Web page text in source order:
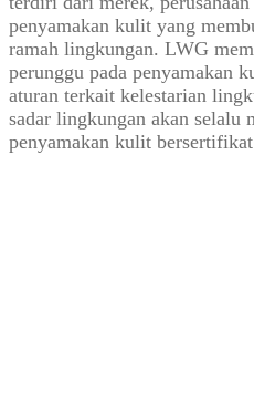
penyamakan kulit yang
ramah lingkungan. LWG
perunggu pada penyamakan
aturan terkait kelestarian
sadar lingkungan akan selalu
penyamakan kulit